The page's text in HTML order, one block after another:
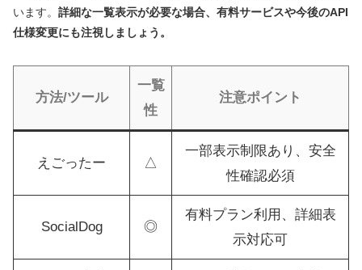
います。 詳細な一覧表示が必要な場合、有料サービスや今後のAPI
仕様変更にも注視しましょう。
方法/ツール
一覧
性
注意ポイント
えごったー △
一部表示制限あり、安全
性確認必須
SocialDog ◎
有料プラン利用、詳細表
示対応可